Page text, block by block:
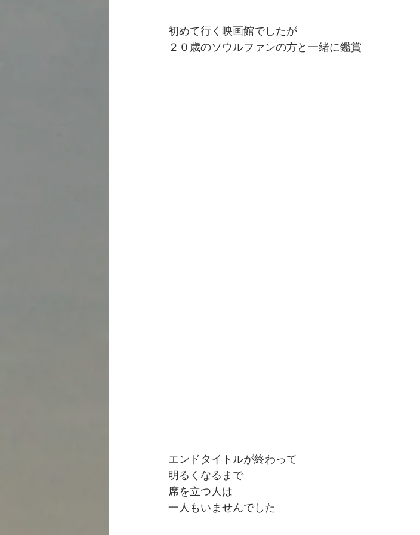
初めて行く映画館でしたが
２０歳のソウルファンの方と一緒に鑑賞
エンドタイトルが終わって
明るくなるまで
席を立つ人は
一人もいませんでした